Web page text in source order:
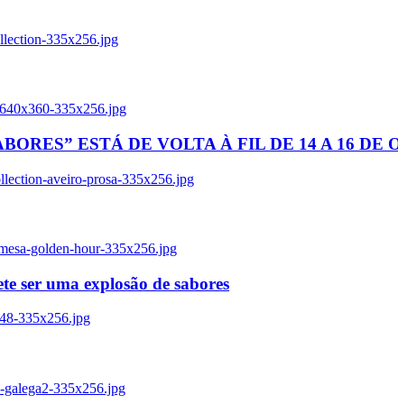
335x256.jpg
335x256.jpg
ESTÁ DE VOLTA À FIL DE 14 A 16 DE
aveiro-prosa-335x256.jpg
golden-hour-335x256.jpg
ser uma explosão de sabores
335x256.jpg
335x256.jpg